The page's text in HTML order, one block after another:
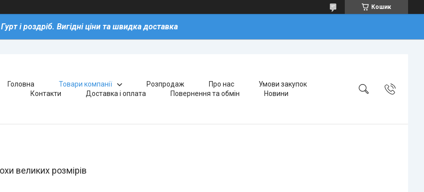
Кошик
Гурт і роздріб. Вигідні ціни та швидка доставка
Головна Товари компанії Розпродаж Про нас
Умови закупок
Контакти
Доставка і оплата Повернення та обмін Новини
великих розмірів